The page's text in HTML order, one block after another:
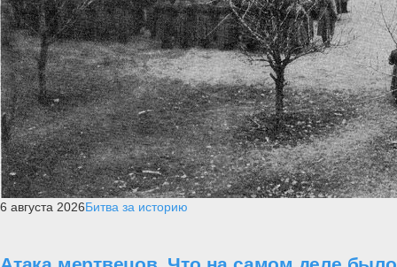
6 августа 2026Битва за историю